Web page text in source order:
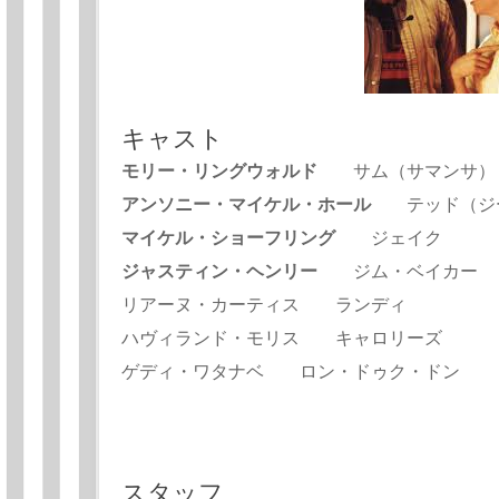
キャスト
モリー・リングウォルド サム（サマンサ）
アンソニー・マイケル・ホールテッド（ジ
マイケル・ショーフリングジェイク
ジャスティン・ヘンリー ジム・ベイカー
リアーヌ・カーティス ランディ
ハヴィランド・モリス キャロリーズ
ゲディ・ワタナベ ロン・ドゥク・ドン
スタッフ